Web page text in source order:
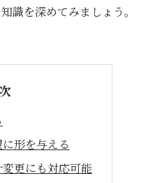
識を深めてみましょう。
形を与える
更にも対応可能